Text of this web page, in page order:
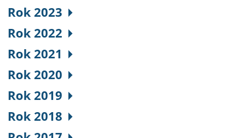
Rok 2023
Rok 2022
Rok 2021
Rok 2020
Rok 2019
Rok 2018